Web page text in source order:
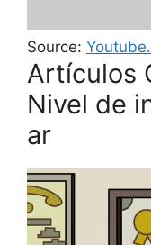
Source:
Artículos
Nivel de
ar